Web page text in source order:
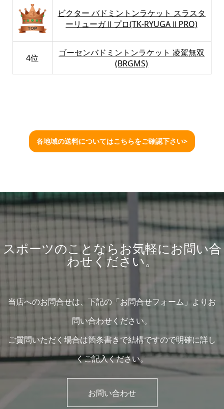
ビクター バドミントンラケット スラスタ
ーリューガⅡプロ(TK-RYUGAⅡPRO)
4位
ゴーセンバドミントンラケット 凌駕無双
(BRGMS)
各地域の送料についてはこちらをご確認下さい>
スポーツのことならお気軽にお問い合
わせください。
当店へのお問合せは、下記の「お問合せフォーム」よりお
問い合わせください。
ご質問いただく場合は箇条書きで結構ですので明確に詳し
くご記入ください。
お問い合わせ